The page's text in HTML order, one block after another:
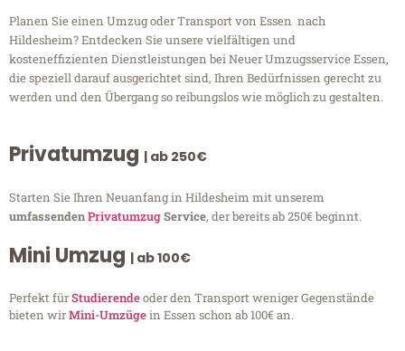
Planen Sie einen Umzug oder Transport von Essen nach
Hildesheim? Entdecken Sie unsere vielfältigen und
kosteneffizienten Dienstleistungen bei Neuer Umzugsservice Essen,
die speziell darauf ausgerichtet sind, Ihren Bedürfnissen gerecht zu
werden und den Übergang so reibungslos wie möglich zu gestalten.
Privatumzug | ab 250€
Starten Sie Ihren Neuanfang in Hildesheim mit unserem
umfassendenPrivatumzugService, der bereits ab 250€ beginnt.
Mini Umzug | ab 100€
Perfekt fürStudierendeoder den Transport weniger Gegenstände
bieten wirMini-Umzügein Essen schon ab 100€ an.